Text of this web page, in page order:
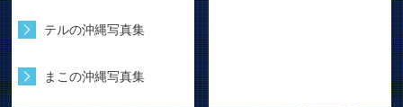
テルの沖縄写真集
まこの沖縄写真集